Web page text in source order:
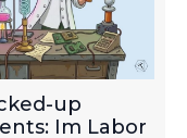
up
Im Labor